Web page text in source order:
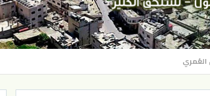
العُمري